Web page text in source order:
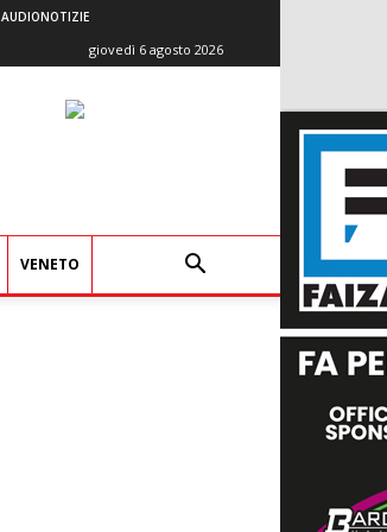
AUDIONOTIZIE
giovedì 6 agosto 2026
VENETO